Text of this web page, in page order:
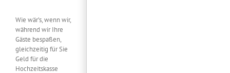
Wie wär’s, wenn wir,
während wir Ihre
Gäste bespaßen,
gleichzeitig für Sie
Geld für die
Hochzeitskasse